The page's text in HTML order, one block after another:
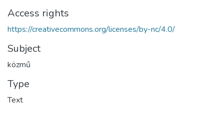
Access rights
https://creativecommons.org/licenses/by-nc/4.0/
Subject
közmű
Type
Text